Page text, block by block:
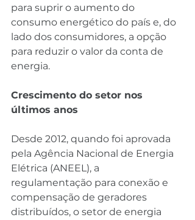
para suprir o aumento do
consumo energético do país e, do
lado dos consumidores, a opção
para reduzir o valor da conta de
energia.
Crescimento do setor nos
últimos anos
Desde 2012, quando foi aprovada
pela Agência Nacional de Energia
Elétrica (ANEEL), a
regulamentação para conexão e
compensação de geradores
distribuídos, o setor de energia